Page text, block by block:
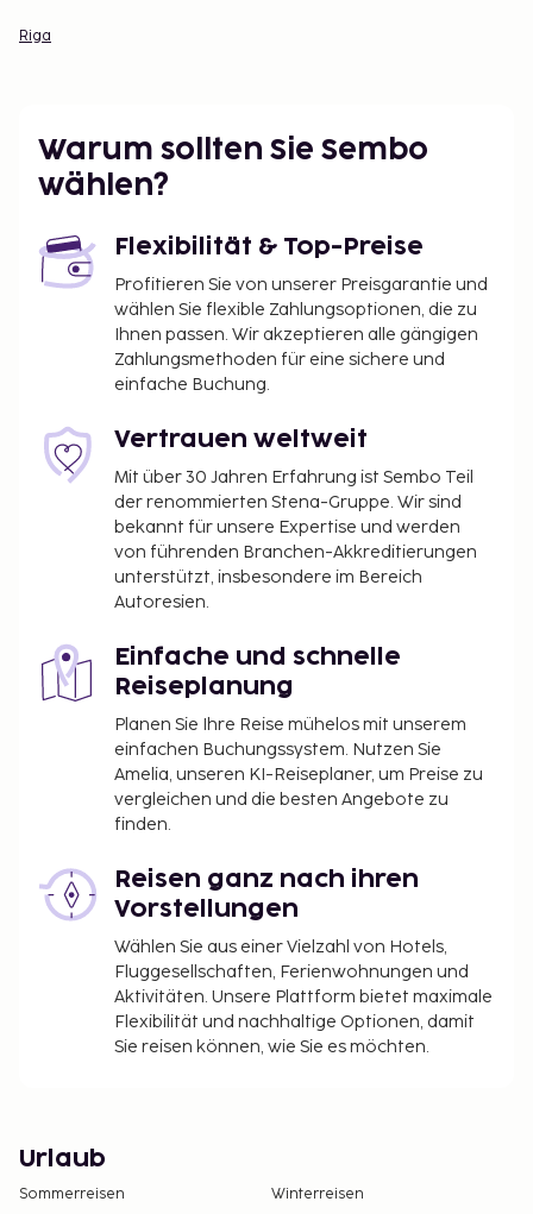
Riga
Warum sollten Sie Sembo
wählen?
Flexibilität & Top-Preise
Profitieren Sie von unserer Preisgarantie und
wählen Sie flexible Zahlungsoptionen, die zu
Ihnen passen. Wir akzeptieren alle gängigen
Zahlungsmethoden für eine sichere und
einfache Buchung.
Vertrauen weltweit
Mit über 30 Jahren Erfahrung ist Sembo Teil
der renommierten Stena-Gruppe. Wir sind
bekannt für unsere Expertise und werden
von führenden Branchen-Akkreditierungen
unterstützt, insbesondere im Bereich
Autoresien.
Einfache und schnelle
Reiseplanung
Planen Sie Ihre Reise mühelos mit unserem
einfachen Buchungssystem. Nutzen Sie
Amelia, unseren KI-Reiseplaner, um Preise zu
vergleichen und die besten Angebote zu
finden.
Reisen ganz nach ihren
Vorstellungen
Wählen Sie aus einer Vielzahl von Hotels,
Fluggesellschaften, Ferienwohnungen und
Aktivitäten. Unsere Plattform bietet maximale
Flexibilität und nachhaltige Optionen, damit
Sie reisen können, wie Sie es möchten.
Urlaub
Sommerreisen
Winterreisen